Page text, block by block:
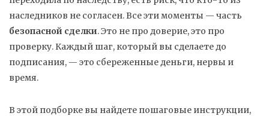
наследников не согласен. Все эти моменты — часть
безопасной сделки. Это не про доверие, это про
проверку. Каждый шаг, который вы сделаете до
подписания, — это сбереженные деньги, нервы и
время.
В этой подборке вы найдете пошаговые инструкции,